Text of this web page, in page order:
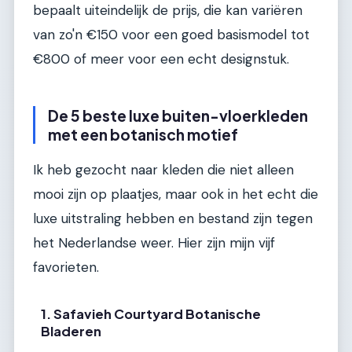
bepaalt uiteindelijk de prijs, die kan variëren
van zo'n €150 voor een goed basismodel tot
€800 of meer voor een echt designstuk.
De 5 beste luxe buiten-vloerkleden
met een botanisch motief
Ik heb gezocht naar kleden die niet alleen
mooi zijn op plaatjes, maar ook in het echt die
luxe uitstraling hebben en bestand zijn tegen
het Nederlandse weer. Hier zijn mijn vijf
favorieten.
1. Safavieh Courtyard Botanische
Bladeren